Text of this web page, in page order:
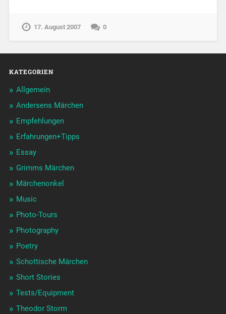
17. August 2007 0
KATEGORIEN
Allgemein
Andersens Märchen
Empfehlungen
Erfahrungen+Tipps
Essay
Grimms Märchen
Märchenonkel
Music
Photo-Tours
Photography
Poetry
Schottische Märchen
Short Stories
Tests/Equipment
Theodor Storm